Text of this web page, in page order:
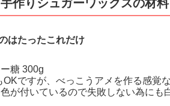
作りシュガーワックスの材料
はたったこれだけ
糖 300g
OKですが、べっこうアメを作る感覚
が付いているので失敗しない為にも